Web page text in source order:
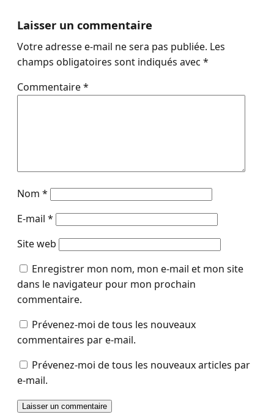
Laisser un commentaire
Votre adresse e-mail ne sera pas publiée. Les
champs obligatoires sont indiqués avec *
Commentaire*
Nom *
E-mail *
Site web
Enregistrer mon nom, mon e-mail et mon site
dans le navigateur pour mon prochain
commentaire.
Prévenez-moi de tous les nouveaux
commentaires par e-mail.
Prévenez-moi de tous les nouveaux articles par
e-mail.